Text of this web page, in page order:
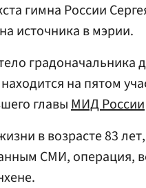
гимна России
источника в мэрии.
градоначальника
на пятом
главыМИД России
в возрасте 83
СМИ, операция,